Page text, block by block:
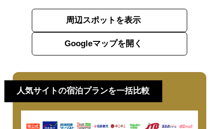
周辺スポットを表示
Googleマップを開く
人気サイトの宿泊プランを一括比較